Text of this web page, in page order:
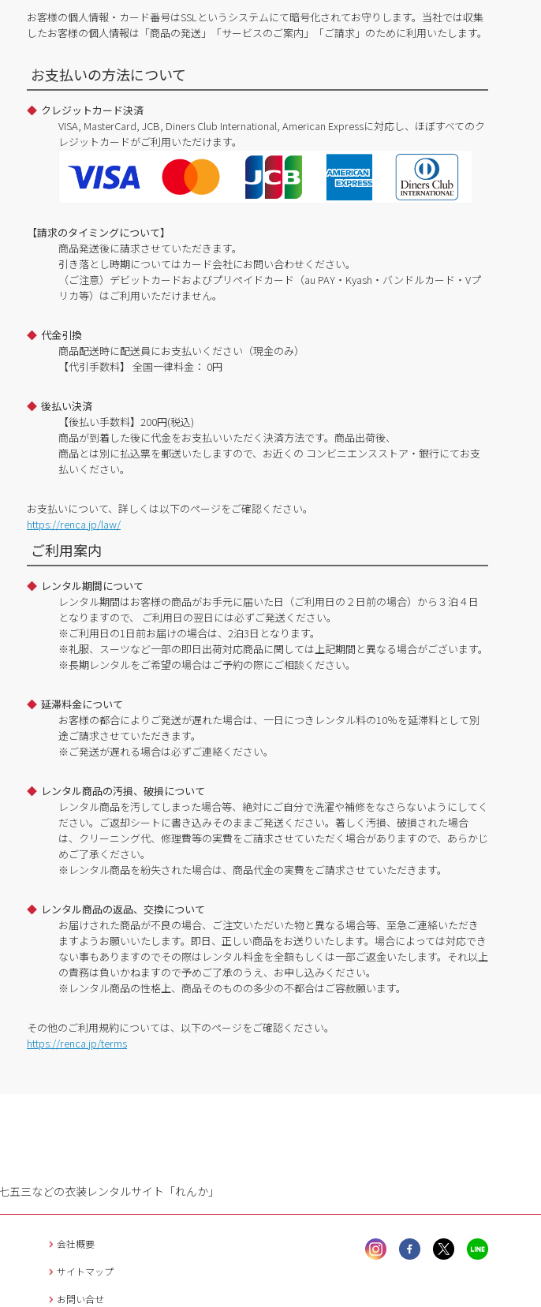
お客様の個人情報・カード番号はSSLというシステムにて暗号化されてお守りします。当社では収集
したお客様の個人情報は「商品の発送」「サービスのご案内」「ご請求」のために利用いたします。
お支払いの方法について
クレジットカード決済
VISA, MasterCard, JCB, Diners Club International, American Expressに対応し、ほぼすべてのク
レジットカードがご利用いただけます。
【請求のタイミングについて】
商品発送後に請求させていただきます。
引き落とし時期についてはカード会社にお問い合わせください。
（ご注意）デビットカードおよびプリペイドカード（au PAY・Kyash・バンドルカード・Vプ
リカ等）はご利用いただけません。
代金引換
商品配送時に配送員にお支払いください（現金のみ）
【代引手数料】 全国一律料金： 0円
後払い決済
【後払い手数料】200円(税込)
商品が到着した後に代金をお支払いいただく決済方法です。商品出荷後、
商品とは別に払込票を郵送いたしますので、お近くの コンビニエンスストア・銀行にてお支
払いください。
お支払いについて、詳しくは以下のページをご確認ください。
https://renca.jp/law/
ご利用案内
レンタル期間について
レンタル期間はお客様の商品がお手元に届いた日（ご利用日の２日前の場合）から３泊４日
となりますので、 ご利用日の翌日には必ずご発送ください。
※ご利用日の1日前お届けの場合は、2泊3日となります。
※礼服、スーツなど一部の即日出荷対応商品に関しては上記期間と異なる場合がございます。
※長期レンタルをご希望の場合はご予約の際にご相談ください。
延滞料金について
お客様の都合によりご発送が遅れた場合は、一日につきレンタル料の10％を延滞料として別
途ご請求させていただきます。
※ご発送が遅れる場合は必ずご連絡ください。
レンタル商品の汚損、破損について
レンタル商品を汚してしまった場合等、絶対にご自分で洗濯や補修をなさらないようにしてく
ださい。ご返却シートに書き込みそのままご発送ください。著しく汚損、破損された場合
は、クリーニング代、修理費等の実費をご請求させていただく場合がありますので、あらかじ
めご了承ください。
※レンタル商品を紛失された場合は、商品代金の実費をご請求させていただきます。
レンタル商品の返品、交換について
お届けされた商品が不良の場合、ご注文いただいた物と異なる場合等、至急ご連絡いただき
ますようお願いいたします。即日、正しい商品をお送りいたします。場合によっては対応でき
ない事もありますのでその際はレンタル料金を全額もしくは一部ご返金いたします。それ以上
の責務は負いかねますので予めご了承のうえ、お申し込みください。
※レンタル商品の性格上、商品そのものの多少の不都合はご容赦願います。
その他のご利用規約については、以下のページをご確認ください。
https://renca.jp/terms
五三などの衣装レンタルサイト「れんか」
会社概要
サイトマップ
お問い合せ